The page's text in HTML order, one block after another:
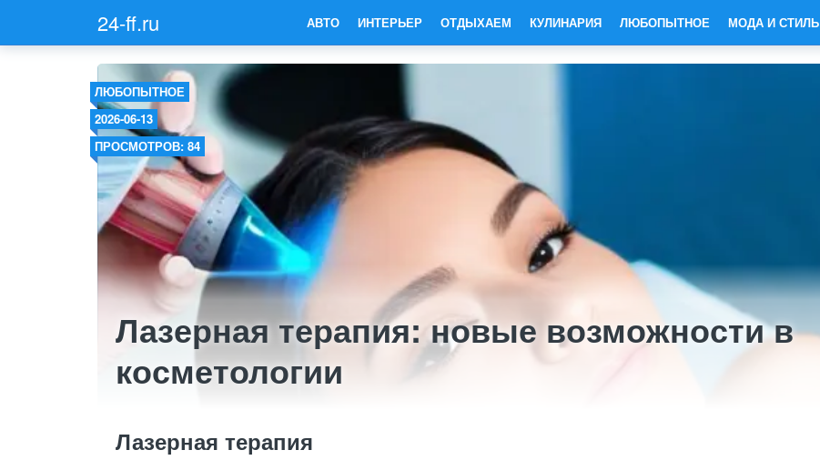
24-ff.ru АВТО ИНТЕРЬЕР ОТДЫХАЕМ КУЛИНАРИЯ ЛЮБОПЫТНОЕ МОДА И СТИЛЬ
ЛЮБОПЫТНОЕ
2026-06-13
ПРОСМОТРОВ: 84
Лазерная терапия: новые возможности в
косметологии
Лазерная терапия